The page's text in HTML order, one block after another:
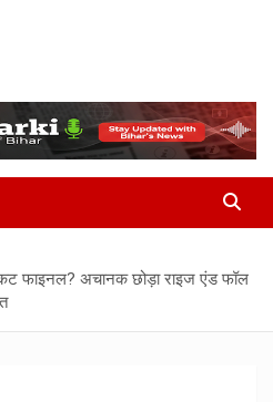
फाइनल? अचानक छोड़ा राइज एंड फॉल